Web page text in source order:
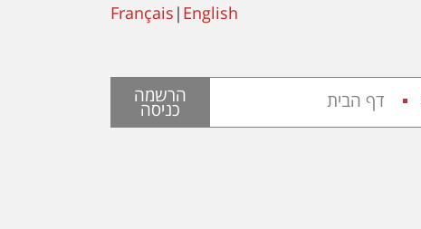
Français | English
דף הבית הרשמה
כניסה